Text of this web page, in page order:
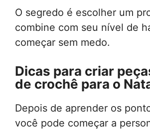
O segredo é escolher um
combine com seu nível de
começar sem medo.
Dicas para criar
de crochê para o
Depois de aprender os
você pode começar a